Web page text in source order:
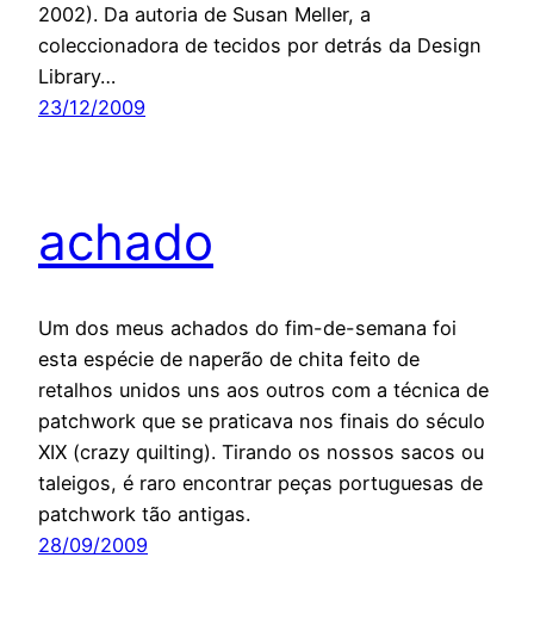
2002). Da autoria de Susan Meller, a
coleccionadora de tecidos por detrás da Design
Library…
23/12/2009
achado
Um dos meus achados do fim-de-semana foi
esta espécie de naperão de chita feito de
retalhos unidos uns aos outros com a técnica de
patchwork que se praticava nos finais do século
XIX (crazy quilting). Tirando os nossos sacos ou
taleigos, é raro encontrar peças portuguesas de
patchwork tão antigas.
28/09/2009